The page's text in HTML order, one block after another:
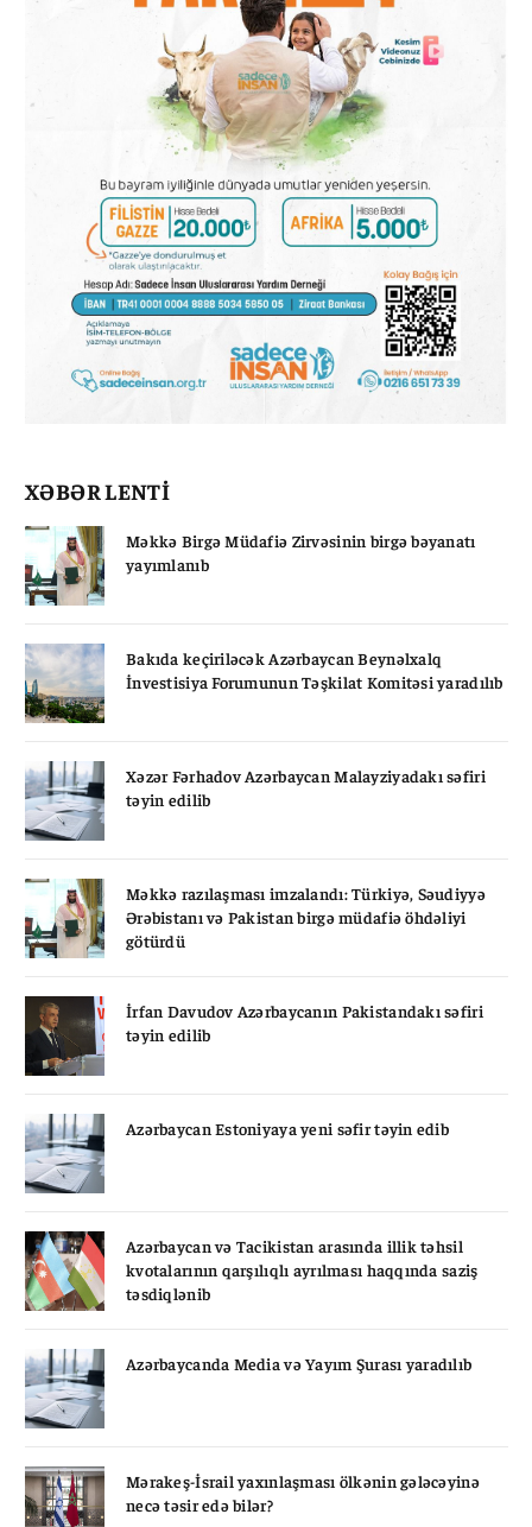
XƏBƏR LENTİ
Məkkə Birgə Müdafiə Zirvəsinin birgə bəyanatı
yayımlanıb
Bakıda keçiriləcək Azərbaycan Beynəlxalq
İnvestisiya Forumunun Təşkilat Komitəsi yaradılıb
Xəzər Fərhadov Azərbaycan Malayziyadakı səfiri
təyin edilib
Məkkə razılaşması imzalandı: Türkiyə, Səudiyyə
Ərəbistanı və Pakistan birgə müdafiə öhdəliyi
götürdü
İrfan Davudov Azərbaycanın Pakistandakı səfiri
təyin edilib
Azərbaycan Estoniyaya yeni səfir təyin edib
Azərbaycan və Tacikistan arasında illik təhsil
kvotalarının qarşılıqlı ayrılması haqqında saziş
təsdiqlənib
Azərbaycanda Media və Yayım Şurası yaradılıb
Mərakeş-İsrail yaxınlaşması ölkənin gələcəyinə
necə təsir edə bilər?